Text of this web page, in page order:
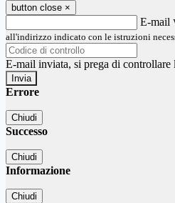
button close ×
E-mail
all'indirizzo indicato con le istruzioni
E-mail inviata, si prega di controllare
Errore
Chiudi
Successo
Chiudi
Informazione
Chiudi